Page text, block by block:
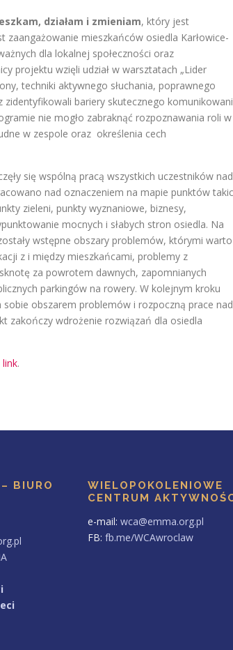
działam i zmieniam, który jest
zaangażowanie mieszkańców osiedla Karłowice-
dla lokalnej społeczności oraz
projektu wzięli udział w warsztatach „Lider
techniki aktywnego słuchania, poprawnego
bariery skutecznego
nie mogło zabraknąć rozpoznawania roli w
w zespole oraz określenia cech
się wspólną pracą wszystkich uczestników nad
nad oznaczeniem na mapie punktów
zieleni, punkty wyznaniowe, biznesy,
mocnych i słabych stron osiedla. Na
wstępne obszary problemów, którymi
z i między mieszkańcami, problemy z
za powrotem dawnych, zapomnianych
parkingów na rowery. W kolejnym kroku
obszarem problemów i rozpoczną prace nad
zakończy wdrożenie rozwiązań dla osiedla
.
BIURO
WIELOPOKOLENIOWE
CENTRUM
e-mail: wca@emma.org.pl
FB: fb.me/WCAwroclaw